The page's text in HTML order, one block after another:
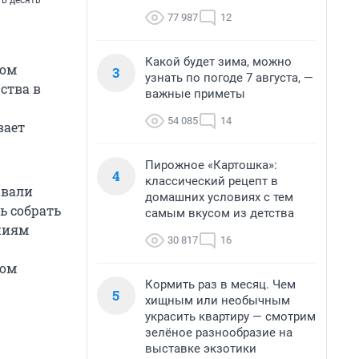
в
собрать
77 987 12
3
Какой будет зима, можно
узнать по погоде 7 августа, —
важные приметы
54 085 14
4
Пирожное «Картошка»:
классический рецепт в
домашних условиях с тем
самым вкусом из детства
30 817 16
5
Кормить раз в месяц. Чем
хищным или необычным
украсить квартиру — смотрим
зелёное разнообразие на
выставке экзотики